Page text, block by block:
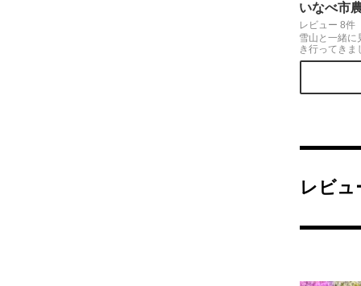
いなべ市
レビュー 8件
雪山と一緒に
き行ってきま
た！展望台か
よ！早朝がオ
レビ